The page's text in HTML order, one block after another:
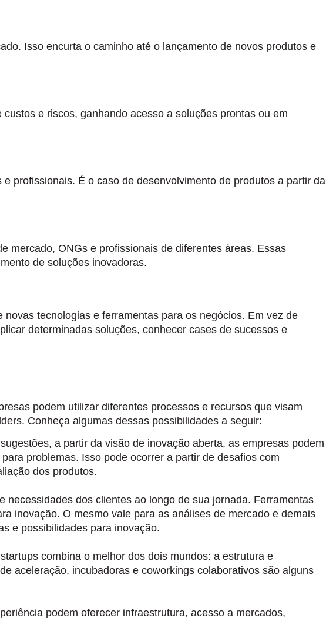
Isso encurta o caminho até o lançamento de novos produtos e
e riscos, ganhando acesso a soluções prontas ou em
profissionais. É o caso de desenvolvimento de produtos a partir da
mercado, ONGs e profissionais de diferentes áreas. Essas
de soluções inovadoras.
tecnologias e ferramentas para os negócios. Em vez de
determinadas soluções, conhecer cases de sucessos e
podem utilizar diferentes processos e recursos que visam
Conheça algumas dessas possibilidades a seguir:
a partir da visão de inovação aberta, as empresas podem
problemas. Isso pode ocorrer a partir de desafios com
dos produtos.
dos clientes ao longo de sua jornada. Ferramentas
inovação. O mesmo vale para as análises de mercado e demais
e possibilidades para inovação.
combina o melhor dos dois mundos: a estrutura e
aceleração, incubadoras e coworkings colaborativos são alguns
podem oferecer infraestrutura, acesso a mercados,